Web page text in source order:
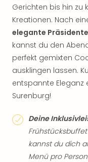
Gerichten bis hin zu
Kreationen. Nach
elegante
kannst du den
perfekt gemixten
ausklingen lassen.
entspannte Eleganz
Surenburg!
Deine
kannst du dich
Menü pro